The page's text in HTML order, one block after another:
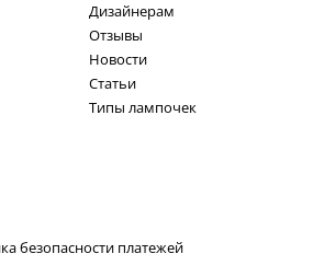
Дизайнерам
Отзывы
Новости
Статьи
Типы лампочек
безопасности платежей